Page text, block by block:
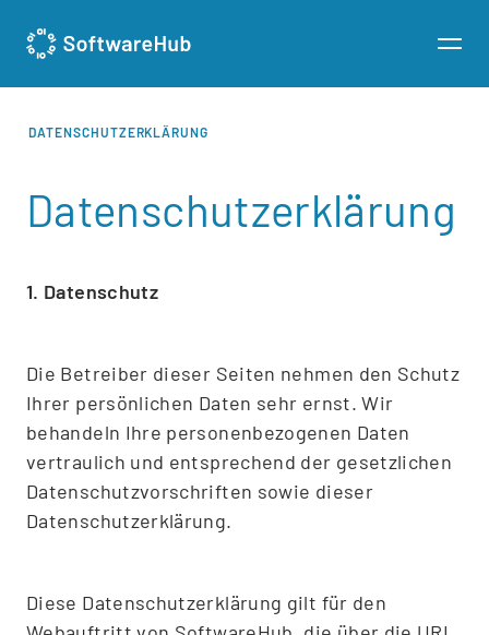
DATENSCHUTZERKLÄRUNG
Datenschutzerklärung
1. Datenschutz
Die Betreiber dieser Seiten nehmen den Schutz
Ihrer persönlichen Daten sehr ernst. Wir
behandeln Ihre personenbezogenen Daten
vertraulich und entsprechend der gesetzlichen
Datenschutzvorschriften sowie dieser
Datenschutzerklärung.
Diese Datenschutzerklärung gilt für den